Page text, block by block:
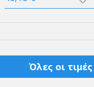
Όλες οι